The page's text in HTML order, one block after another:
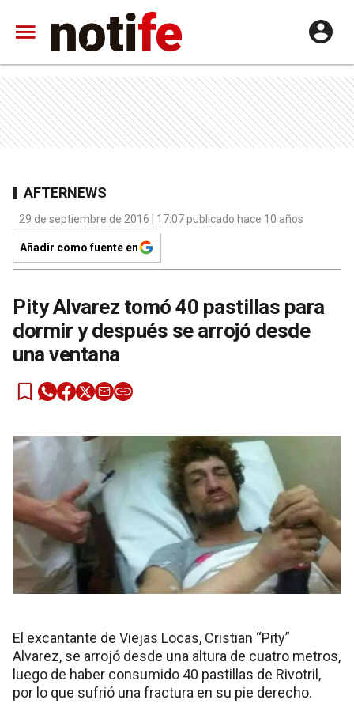
AFTERNEWS
29 de septiembre de 2016 | 17:07 publicado hace 10 años
Añadir como fuente en
Pity Alvarez tomó 40 pastillas para
dormir y después se arrojó desde
una ventana
El excantante de Viejas Locas, Cristian “Pity”
Alvarez, se arrojó desde una altura de cuatro metros,
luego de haber consumido 40 pastillas de Rivotril,
por lo que sufrió una fractura en su pie derecho.